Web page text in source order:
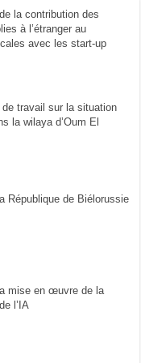
la contribution des
à l’étranger au
avec les start-up
travail sur la situation
la wilaya d’Oum El
République de Biélorussie
mise en œuvre de la
l’IA